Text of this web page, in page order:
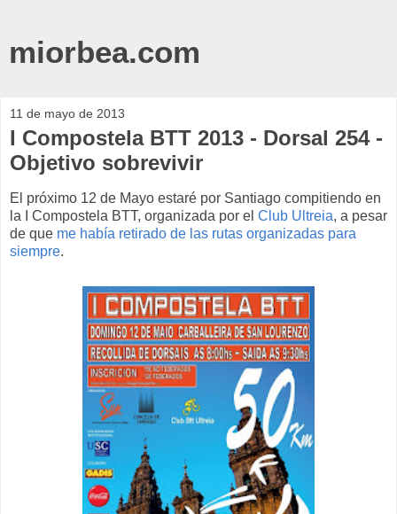
miorbea.com
11 de mayo de 2013
I Compostela BTT 2013 - Dorsal 254 -
Objetivo sobrevivir
El próximo 12 de Mayo estaré por Santiago compitiendo en
la I Compostela BTT, organizada por el Club Ultreia, a pesar
de que me había retirado de las rutas organizadas para
siempre.